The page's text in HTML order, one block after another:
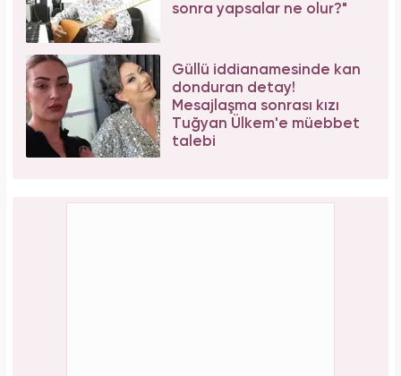
sonra yapsalar ne olur?"
Güllü iddianamesinde kan
donduran detay!
Mesajlaşma sonrası kızı
Tuğyan Ülkem'e müebbet
talebi